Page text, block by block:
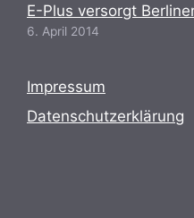
E-Plus versorgt
6. April 2014
Impressum
Datenschutzerklärung